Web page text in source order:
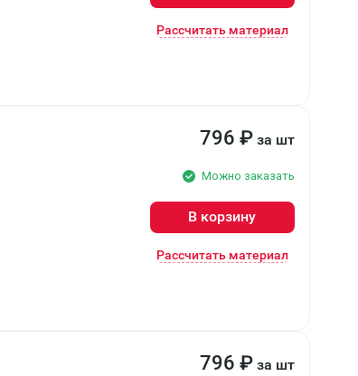
Рассчитать материал
796 ₽ за шт
Можно заказать
В корзину
Рассчитать материал
796 ₽ за шт